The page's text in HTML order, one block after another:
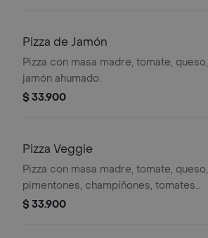
Pizza de Jamón
Pizza con masa madre, tomate, queso,
jamón ahumado.
$ 33.900
Pizza Veggie
Pizza con masa madre, tomate, queso,
pimentones, champiñones, tomates
secos, rúgula.
$ 33.900